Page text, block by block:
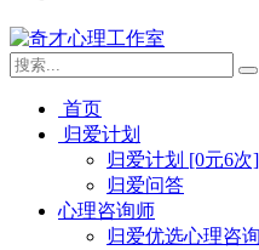
首页
归爱计划
归爱计划 [0元6次]
归爱问答
心理咨询师
归爱优选心理咨